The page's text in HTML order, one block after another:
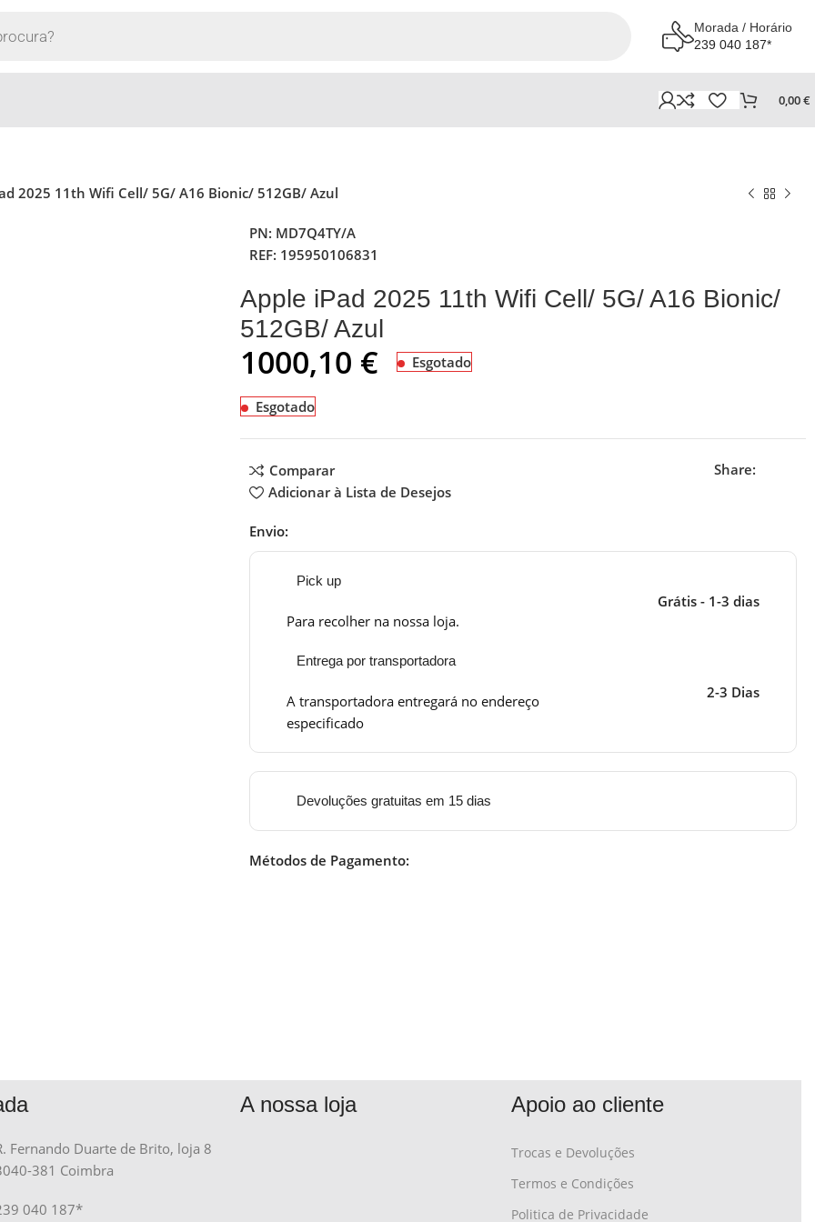
Morada / Horário
239 040 187*
0,00€
2025 11th Wifi Cell/ 5G/ A16 Bionic/ 512GB/ Azul
PN: MD7Q4TY/A
REF: 195950106831
Apple iPad 2025 11th Wifi Cell/ 5G/ A16 Bionic/
512GB/ Azul
1000,10 € Esgotado
Esgotado
Comparar
Adicionar à Lista de Desejos
Share:
Envio:
Pick up
Para recolher na nossa loja.
Grátis - 1-3 dias
Entrega por transportadora
A transportadora entregará no endereço
especificado
2-3 Dias
Devoluções gratuitas em 15 dias
Métodos de Pagamento:
Fernando Duarte de Brito, loja 8
381 Coimbra
040 187*
A nossa loja Apoio ao cliente
Trocas e Devoluções
Termos e Condições
Politica de Privacidade